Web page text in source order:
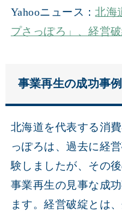
Yahooニュース：北海
プさっぽろ」、経営
事業再生の成功事
北海道を代表する消
っぽろは、過去に経
験しましたが、その
事業再生の見事な成
ます。経営破綻とは